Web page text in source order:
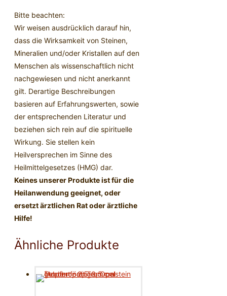
Bitte beachten:
Wir weisen ausdrücklich darauf hin,
dass die Wirksamkeit von Steinen,
Mineralien und/oder Kristallen auf den
Menschen als wissenschaftlich nicht
nachgewiesen und nicht anerkannt
gilt. Derartige Beschreibungen
basieren auf Erfahrungswerten, sowie
der entsprechenden Literatur und
beziehen sich rein auf die spirituelle
Wirkung. Sie stellen kein
Heilversprechen im Sinne des
Heilmittelgesetzes (HMG) dar.
Keines unserer Produkte ist für die
Heilanwendung geeignet, oder
ersetzt ärztlichen Rat oder ärztliche
Hilfe!
Ähnliche Produkte